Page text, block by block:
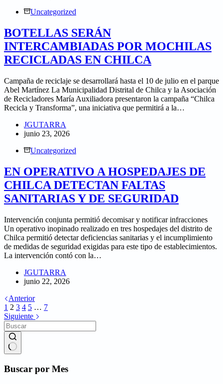
Uncategorized
BOTELLAS SERÁN
INTERCAMBIADAS POR MOCHILAS
RECICLADAS EN CHILCA
Campaña de reciclaje se desarrollará hasta el 10 de julio en el parque
Abel Martínez La Municipalidad Distrital de Chilca y la Asociación
de Recicladores María Auxiliadora presentaron la campaña “Chilca
Recicla y Transforma”, una iniciativa que permitirá a la…
JGUTARRA
junio 23, 2026
Uncategorized
EN OPERATIVO A HOSPEDAJES DE
CHILCA DETECTAN FALTAS
SANITARIAS Y DE SEGURIDAD
Intervención conjunta permitió decomisar y notificar infracciones
Un operativo inopinado realizado en tres hospedajes del distrito de
Chilca permitió detectar deficiencias sanitarias y el incumplimiento
de medidas de seguridad exigidas para este tipo de establecimientos.
La intervención contó con la…
JGUTARRA
junio 22, 2026
Anterior
1 2 3 4 5 … 7
Siguiente
Buscar por Mes